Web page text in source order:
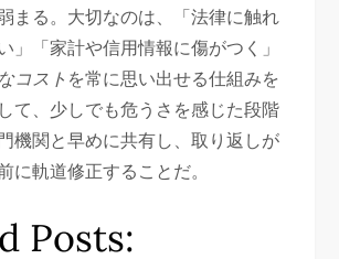
まる。大切なのは、「法律に触れ
」「家計や信用情報に傷がつく」
コスト を常に思い出せる仕組みを
て、少しでも危うさを感じた段階
機関と早めに共有し、取り返しが
に軌道修正することだ。
Posts: